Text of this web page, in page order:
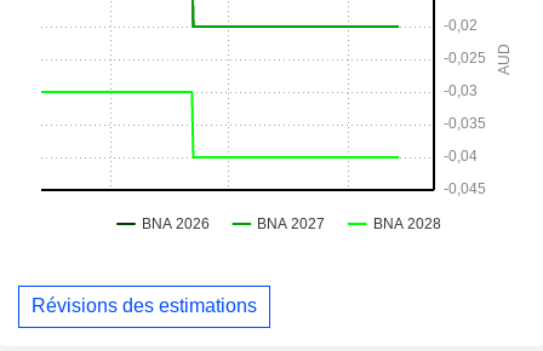
Révisions des estimations